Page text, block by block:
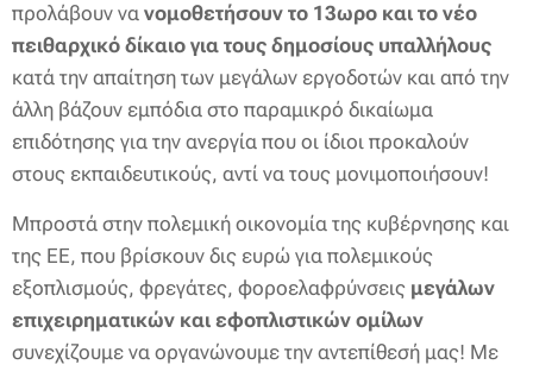
προλάβουν να νομοθετήσουν το 13ωρο και το νέο
πειθαρχικό δίκαιο για τους δημοσίους υπαλλήλους
κατά την απαίτηση των μεγάλων εργοδοτών και από την
άλλη βάζουν εμπόδια στο παραμικρό δικαίωμα
επιδότησης για την ανεργία που οι ίδιοι προκαλούν
στους εκπαιδευτικούς, αντί να τους μονιμοποιήσουν!
Μπροστά στην πολεμική οικονομία της κυβέρνησης και
της ΕΕ, που βρίσκουν δις ευρώ για πολεμικούς
εξοπλισμούς, φρεγάτες, φοροελαφρύνσεις μεγάλων
επιχειρηματικών και εφοπλιστικών ομίλων
συνεχίζουμε να οργανώνουμε την αντεπίθεσή μας! Με